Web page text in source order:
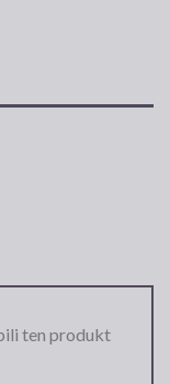
ten produkt